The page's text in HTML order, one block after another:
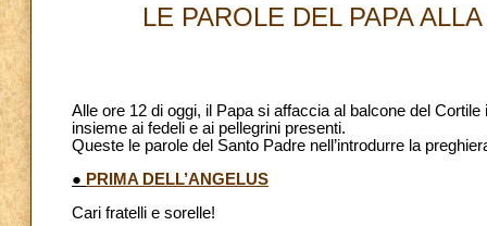
LE PAROLE DEL PAPA
Alle ore 12 di oggi, il Papa si affaccia al balcone del
insieme ai fedeli e ai pellegrini presenti.
Queste le parole del Santo Padre nell’introdurre la
● PRIMA DELL’ANGELUS
Cari fratelli e sorelle!